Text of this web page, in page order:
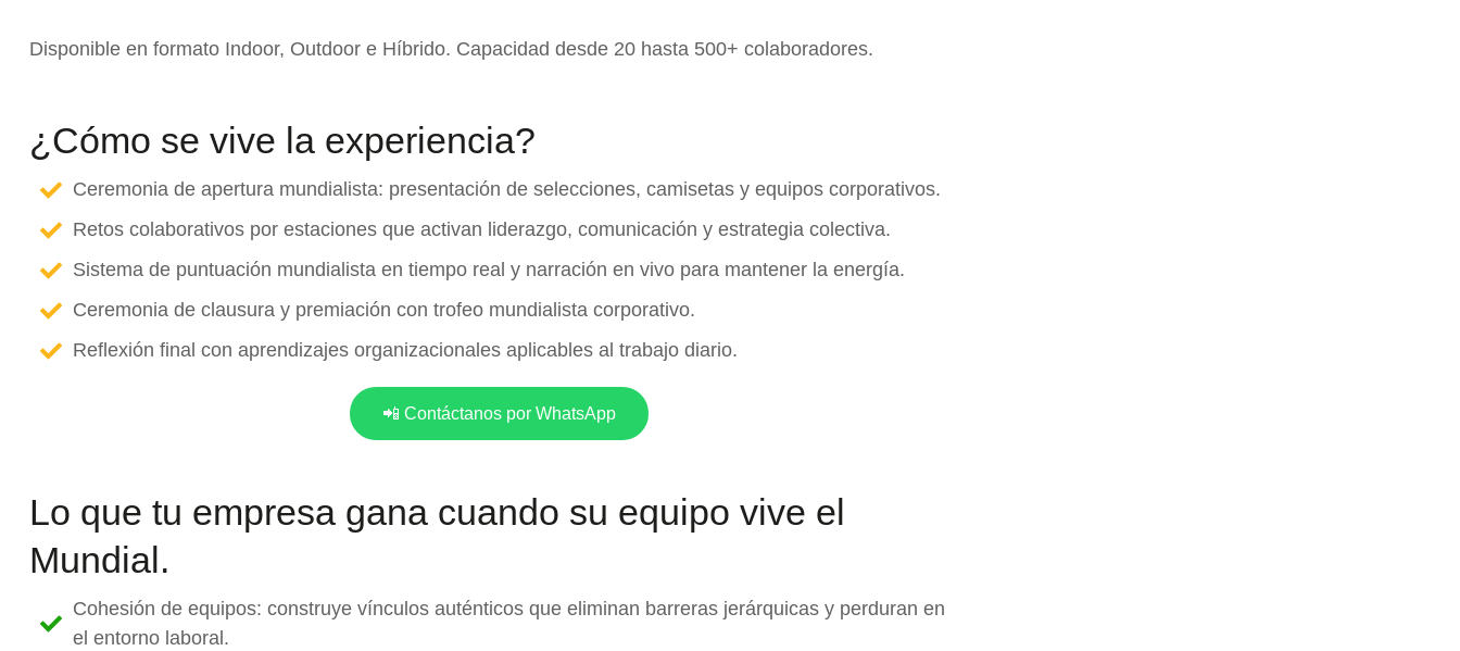
Disponible en formato Indoor, Outdoor e Híbrido. Capacidad desde 20 hasta 500+ colaboradores.
¿Cómo se vive la experiencia?
Ceremonia de apertura mundialista: presentación de selecciones, camisetas y equipos corporativos.
Retos colaborativos por estaciones que activan liderazgo, comunicación y estrategia colectiva.
Sistema de puntuación mundialista en tiempo real y narración en vivo para mantener la energía.
Ceremonia de clausura y premiación con trofeo mundialista corporativo.
Reflexión final con aprendizajes organizacionales aplicables al trabajo diario.
📲 Contáctanos por WhatsApp
Lo que tu empresa gana cuando su equipo vive el
Mundial.
Cohesión de equipos: construye vínculos auténticos que eliminan barreras jerárquicas y perduran en
el entorno laboral.